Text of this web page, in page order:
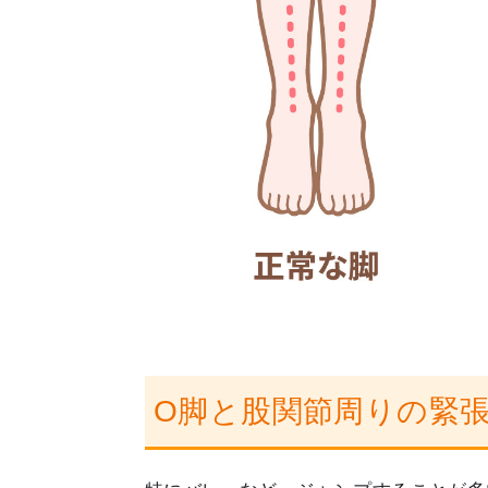
O脚と股関節周りの緊